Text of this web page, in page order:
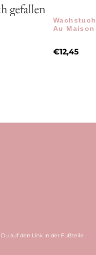
gefallen
Au Maison
€12,45
auf den Link in der Fußzeile